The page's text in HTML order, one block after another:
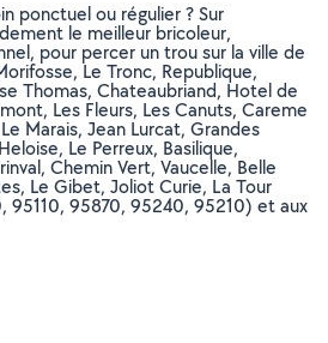
ponctuel ou régulier ? Sur
le meilleur bricoleur,
pour percer un trou sur la ville de
Le Tronc, Republique,
Thomas, Chateaubriand, Hotel de
Les Fleurs, Les Canuts, Careme
Marais, Jean Lurcat, Grandes
Le Perreux, Basilique,
Chemin Vert, Vaucelle, Belle
Le Gibet, Joliot Curie, La Tour
95110, 95870, 95240, 95210) et aux